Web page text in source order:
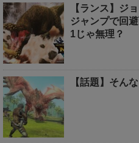
【ランス】ジ
ジャンプで回
1じゃ無理？
【話題】そん